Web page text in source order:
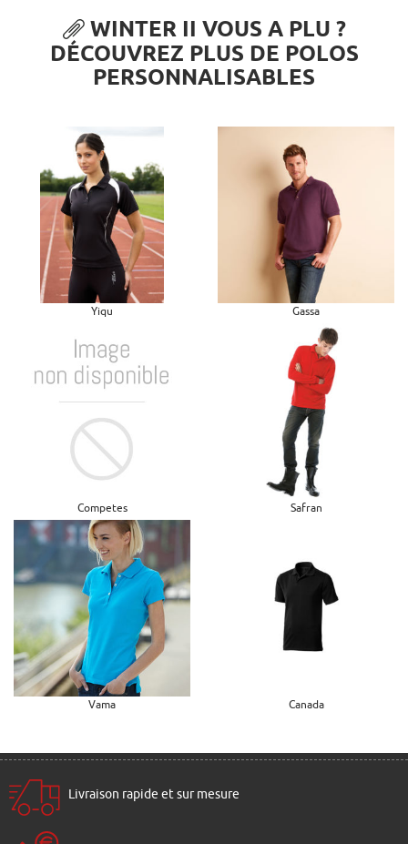
WINTER II VOUS A PLU ?
DÉCOUVREZ PLUS DE POLOS
PERSONNALISABLES
Yiqu Gassa
Competes Safran
Vama Canada
Livraison rapide et sur mesure